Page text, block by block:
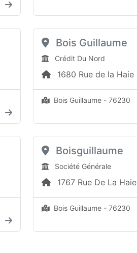
Bois Guillaume
Crédit Du Nord
1680 Rue de la Haie
Bois Guillaume - 76230
Boisguillaume
Société Générale
1767 Rue De La Haie
Bois Guillaume - 76230